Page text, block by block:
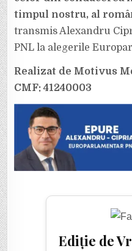
timpul nostru, al
transmis Alexandru
PNL la alegerile
Realizat de Motivus
CMF: 41240003
Ediție de